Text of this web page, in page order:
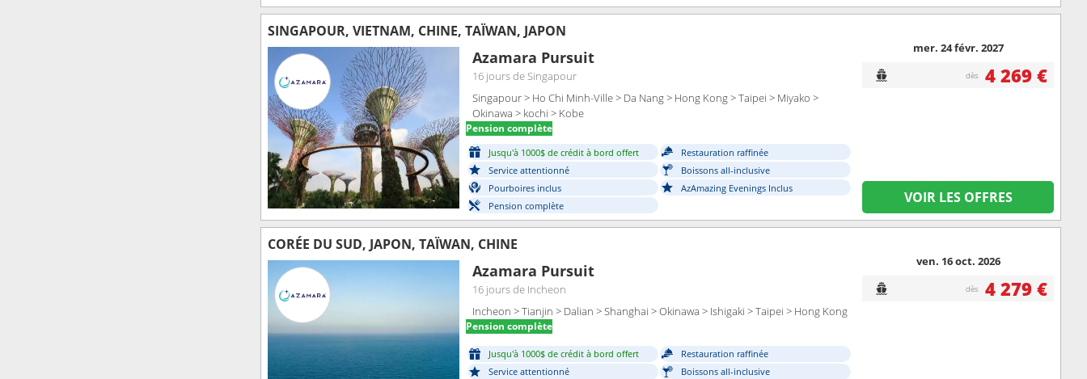
SINGAPOUR, VIETNAM, CHINE, TAÏWAN, JAPON
Azamara Pursuit
16 joursde Singapour
Singapour > Ho Chi Minh-Ville > Da Nang > Hong Kong > Taipei > Miyako >
Okinawa > kochi > Kobe
Pension complète
Jusqu'à 1000$ de crédit à bord offert
Restauration raffinée
Service attentionné
Boissons all-inclusive
Pourboires inclus
AzAmazing Evenings Inclus
Pension complète
mer. 24 févr. 2027
dès 4 269 €
VOIR LES OFFRES
CORÉE DU SUD, JAPON, TAÏWAN, CHINE
Azamara Pursuit
16 joursde Incheon
Incheon > Tianjin > Dalian > Shanghai > Okinawa > Ishigaki > Taipei > Hong Kong
Pension complète
Jusqu'à 1000$ de crédit à bord offert
Restauration raffinée
Service attentionné
Boissons all-inclusive
ven. 16 oct. 2026
dès 4 279 €